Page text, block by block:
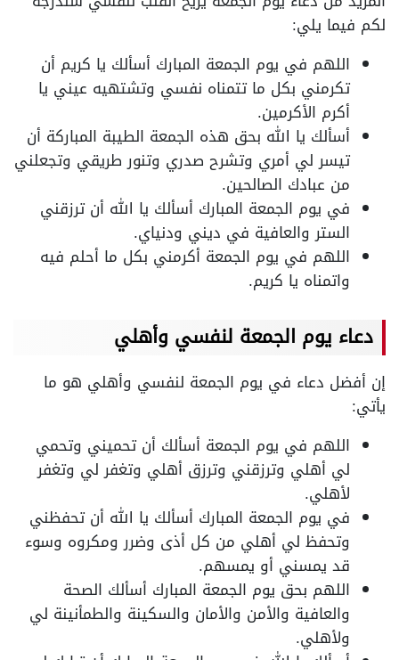
لكم فيما يلي:
اللهم في يوم الجمعة المبارك أسألك يا كريم أن
تكرمني بكل ما تتمناه نفسي وتشتهيه عيني يا
أكرم الأكرمين.
أسألك يا الله بحق هذه الجمعة الطيبة المباركة أن
تيسر لي أمري وتشرح صدري وتنور طريقي وتجعلني
من عبادك الصالحين.
في يوم الجمعة المبارك أسألك يا الله أن ترزقني
الستر والعافية في ديني ودنياي.
اللهم في يوم الجمعة أكرمني بكل ما أحلم فيه
واتمناه يا كريم.
دعاء يوم الجمعة لنفسي وأهلي
إن أفضل دعاء في يوم الجمعة لنفسي وأهلي هو ما
يأتي:
اللهم في يوم الجمعة أسألك أن تحميني وتحمي
لي أهلي وترزقني وترزق أهلي وتغفر لي وتغفر
لأهلي.
في يوم الجمعة المبارك أسألك يا الله أن تحفظني
وتحفظ لي أهلي من كل أذى وضرر ومكروه وسوء
قد يمسني أو يمسهم.
اللهم بحق يوم الجمعة المبارك أسألك الصحة
والعافية والأمن والأمان والسكينة والطمأنينة لي
ولأهلي.